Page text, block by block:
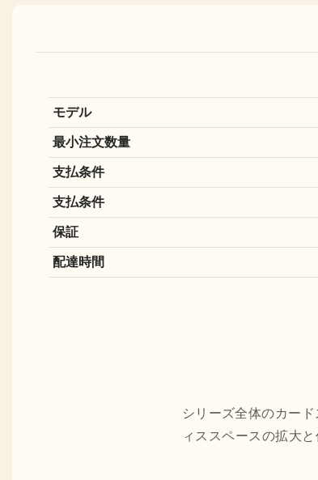
モデル
最小注文数量
支払条件
支払条件
保証
配達時間
シリーズ全体のカー
ィススペースの拡大